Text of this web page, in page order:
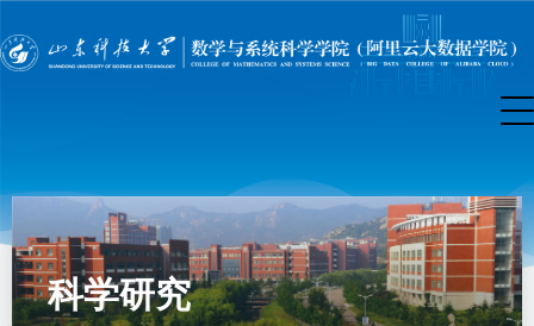
科学研究